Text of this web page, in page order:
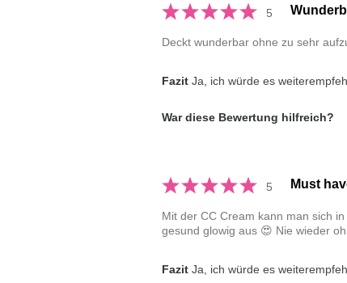
5
Deckt wunderbar ohne zu sehr
FazitJa, ich würde es
War diese Bewertung hilfreich?
5 Must
Mit der CC Cream kann man sich
gesund glowig aus 😍 Nie wieder
FazitJa, ich würde es